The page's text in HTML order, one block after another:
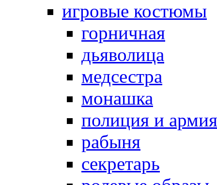
игровые костюмы
горничная
дьяволица
медсестра
монашка
полиция и армия
рабыня
секретарь